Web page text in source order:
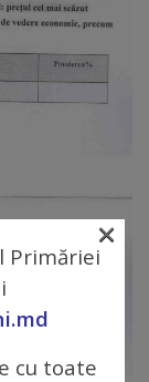
Primăriei
cu toate
×